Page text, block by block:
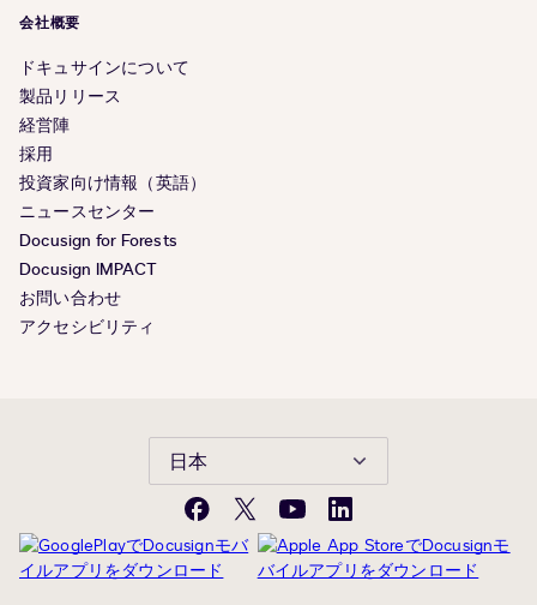
会社概要
ドキュサインについて
製品リリース
経営陣
採用
投資家向け情報（英語）
ニュースセンター
Docusign for Forests
Docusign IMPACT
お問い合わせ
アクセシビリティ
日本
Facebook
X(旧
Twitter)
YouTubeLinkedIn